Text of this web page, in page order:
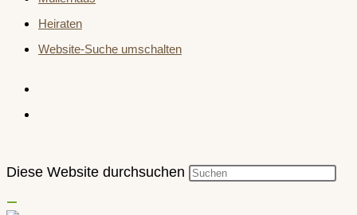
Heiraten
Website-Suche umschalten
Diese Website durchsuchen